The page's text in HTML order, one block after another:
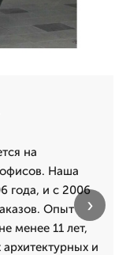
на
Наша
года, и с 2006
Опыт
менее 11 лет,
и
›